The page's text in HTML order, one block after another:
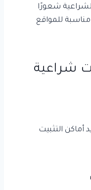
شعورًا
مناسبة للمواقع
شراعية
أماكن التثبيت